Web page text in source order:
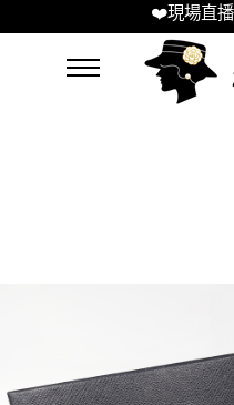
❤️現場直播